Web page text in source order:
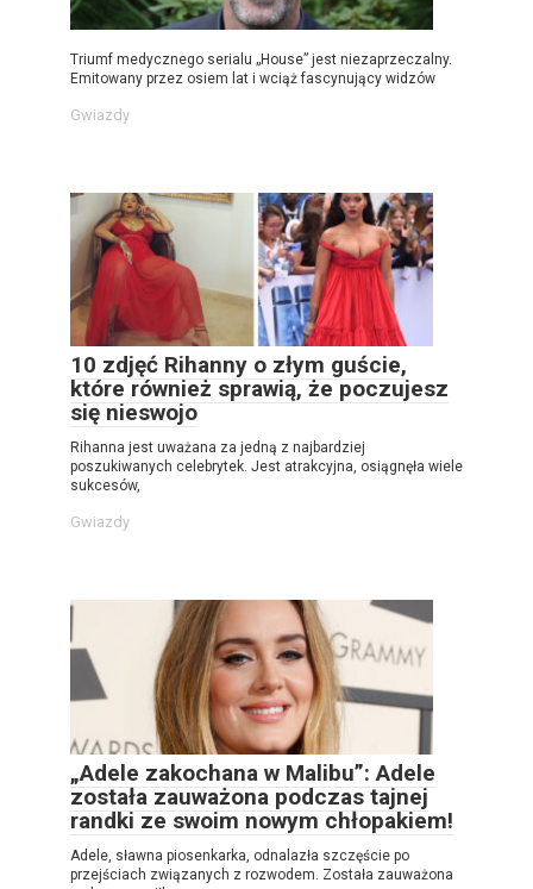
Triumf medycznego serialu „House” jest niezaprzeczalny.
Emitowany przez osiem lat i wciąż fascynujący widzów
Gwiazdy
10 zdjęć Rihanny o złym guście,
które również sprawią, że poczujesz
się nieswojo
Rihanna jest uważana za jedną z najbardziej
poszukiwanych celebrytek. Jest atrakcyjna, osiągnęła wiele
sukcesów,
Gwiazdy
„Adele zakochana w Malibu”: Adele
została zauważona podczas tajnej
randki ze swoim nowym chłopakiem!
Adele, sławna piosenkarka, odnalazła szczęście po
przejściach związanych z rozwodem. Została zauważona